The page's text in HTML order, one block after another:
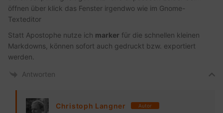
öffnen über klick das Fenster irgendwo wie im Gnome-
Texteditor
Statt Apostophe nutze ich marker für die schnellen kleinen
Markdowns, können sofort auch gedruckt bzw. exportiert
werden.
Antworten
Christoph Langner Autor